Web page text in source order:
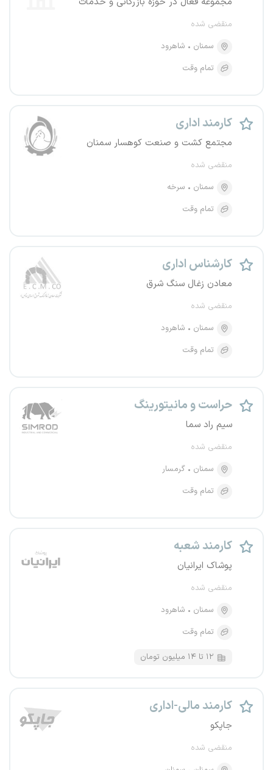
منقضی شده
سمنان
شاهرود
تمام وقت
کارمند اداری
مجتمع کشت و صنعت کوهسار سمنان
منقضی شده
سمنان
سرخه
تمام وقت
کارشناس اداری
معادن زغال سنگ شرق
منقضی شده
سمنان
شاهرود
تمام وقت
حراست و مانیتورینگ
سیم راد سما
منقضی شده
سمنان
گرمسار
تمام وقت
کارمند شعبه
پوشاک ایرانیان
منقضی شده
سمنان
شاهرود
تمام وقت
۱۲ تا ۱۴ میلیون تومان
کارمند مالی-اداری
جاپکو
منقضی شده